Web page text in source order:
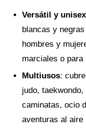
Versátil y unisex
blancas y
hombres y
marciales o
Multiusos:
judo,
caminatas, ocio
aventuras al aire